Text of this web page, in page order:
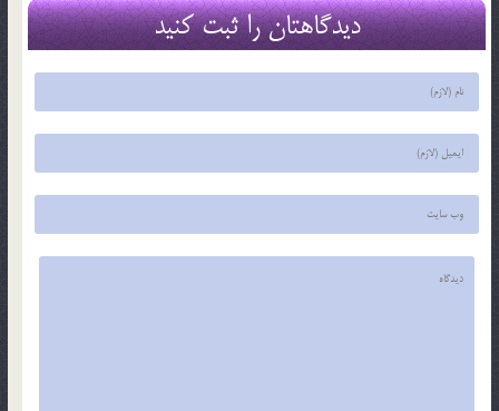
دیدگاهتان را ثبت کنید